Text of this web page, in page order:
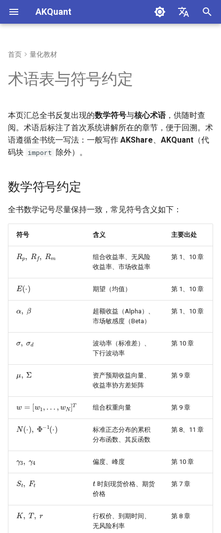
AKQuant
在
始
搜
索
引
二、数据
三、引擎与撮合
五、风险与评价
六、衍生品与期权
七、组合与配置
八、机器学习与因子
九、实盘与运维
搭建
第3章：金融数据获取与处理
策略实战
略
第8章：期权定价与波动率策
略
理论
指标
验
第12章：机器学习在量化中的
应用
析
第14章：高性能因子挖掘与表
达式引擎
系与应用
附录 C：常见误区对照表
首页 量化教材
术语表与符号约定
本页汇总全书反复出现的数学符号与核心术语，供随时查
阅。术语后标注了首次系统讲解所在的章节，便于回溯。术
语遵循全书统一写法：一般写作 AKShare、 AKQuant （代
码块 import 除外）。
数学符号约定
全书数学记号尽量保持一致，常见符号含义如下：
符号 含义 主要出处
组合收益率、无风险
收益率、市场收益率
第 1、10 章
E( ) 期望（均值） 第 1、10 章
β
超额收益（Alpha）、
市场敏感度（Beta）
第 1、10 章
σ, σd
波动率（标准差）、
下行波动率
第 10 章
资产预期收益向量、
收益率协方差矩阵
第 9 章
w ]T 组合权重向量 第 9 章
N( ) Φ−1 (
标准正态分布的累积
分布函数、其反函数
第 8、11 章
γ3, γ4
偏度、峰度 第 10 章
S F t
时刻现货价格、期货
价格
第 7 章
行权价、到期时间、
无风险利率
第 8 章